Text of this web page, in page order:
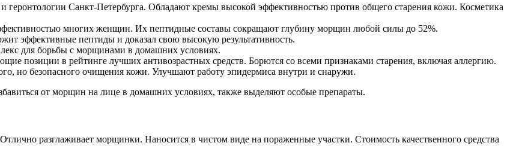
Санкт-Петербурга. Обладают кремы высокой эффективностью против общего старения кожи. Косметика
многих женщин. Их пептидные составы сокращают глубину морщин любой силы до 52%.
эффективные пептиды и доказал свою высокую результативность.
для борьбы с морщинами в домашних условиях.
позиции в рейтинге лучших антивозрастных средств. Борются со всеми признаками старения, включая аллергию.
но безопасного очищения кожи. Улучшают работу эпидермиса внутри и снаружи.
от морщин на лице в домашних условиях, также выделяют особые препараты.
разглаживает морщинки. Наносится в чистом виде на пораженные участки. Стоимость качественного средства